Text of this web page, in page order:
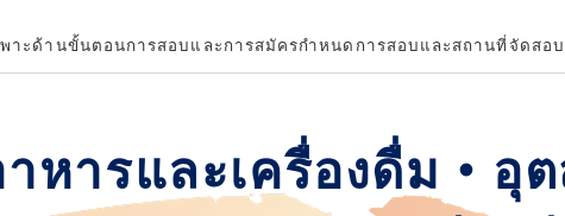
าะด้านขั้นตอนการสอบและการสมัครกำหนดการสอบและสถานที่จัดสอบ
หารและเครื่องดื่ม・อุ